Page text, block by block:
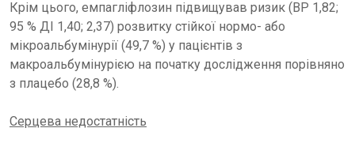
Крім цього, емпагліфлозин підвищував ризик (ВР 1,82;
95 % ДІ 1,40; 2,37) розвитку стійкої нормо- або
мікроальбумінурії (49,7 %) у пацієнтів з
макроальбумінурією на початку дослідження порівняно
з плацебо (28,8 %).
Серцева недостатність